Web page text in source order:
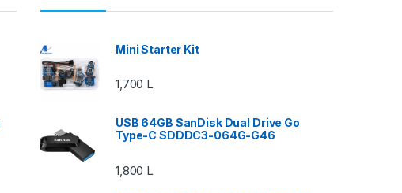
Mini Starter Kit
1,700 L
USB 64GB SanDisk Dual Drive Go
Type-C SDDDC3-064G-G46
1,800 L